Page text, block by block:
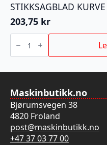
STIKKSAGBLAD
203,75 kr
STIKKSAGBLAD
KURVE
75/2,5MM
5P
Maskinbutikk.no
Bjørumsvegen 38
4820 Froland
post@maskinbutikk.no
+47 37 03 77 00